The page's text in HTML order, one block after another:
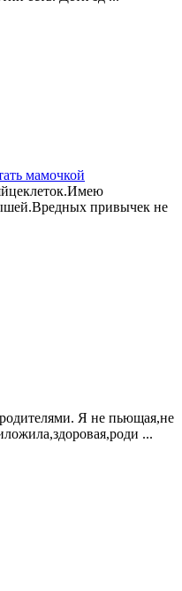
мамочкой
привычек не
Я не пьющая,не
...